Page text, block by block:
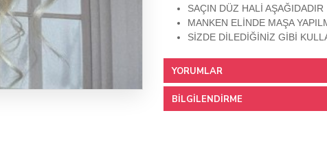
SAÇIN DÜZ HALİ AŞAĞIDADIR
MANKEN ELİNDE MAŞA
SİZDE DİLEDİĞİNİZ GİBİ
YORUMLAR
BILGILENDIRME